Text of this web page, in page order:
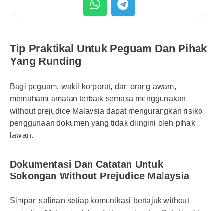
Tip Praktikal Untuk Peguam Dan Pihak
Yang Runding
Bagi peguam, wakil korporat, dan orang awam,
memahami amalan terbaik semasa menggunakan
without prejudice Malaysia dapat mengurangkan risiko
penggunaan dokumen yang tidak diingini oleh pihak
lawan.
Dokumentasi Dan Catatan Untuk
Sokongan Without Prejudice Malaysia
Simpan salinan setiap komunikasi bertajuk without